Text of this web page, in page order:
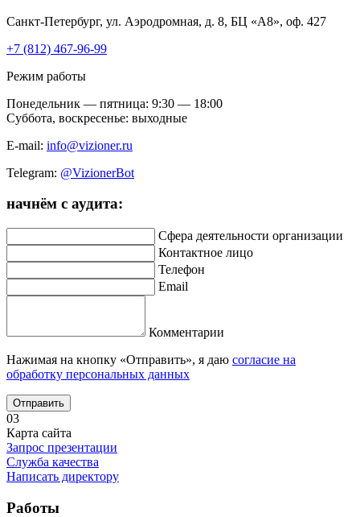
Санкт-Петербург, ул. Аэродромная, д. 8, БЦ «А8», оф. 427
+7 (812) 467-96-99
Режим работы
Понедельник — пятница: 9:30 — 18:00
Суббота, воскресенье: выходные
E-mail: info@vizioner.ru
Telegram: @VizionerBot
начнём с аудита:
Сфера деятельности организации
Контактное лицо
Телефон
Email
Комментарии
Нажимая на кнопку «Отправить», я даю согласие на
обработку персональных данных
Отправить
03
Карта сайта
Запрос презентации
Служба качества
Написать директору
Работы